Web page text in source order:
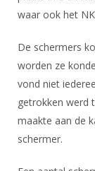
Forums
Maandelijks
Evenement
Website
Tarieven
Ledencijfers
Sponsors en
Organisatie
Recreatiesport
Veteranen
Wedstrijdsport
Ranglijsten
NK's
Oranje
DBT
FBT
Ouders en
Jeugdkampen
Brassardsysteem
Forums
Schermforum
Nieuws
Zoek
Contact
NK
waar ook het
De schermers
worden ze
vond niet
getrokken werd
maakte aan de
schermer.